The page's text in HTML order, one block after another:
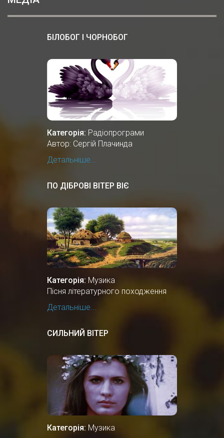
БІЛОБОГ І ЧОРНОБОГ
Категорія: Радіопрограми
Автор: Сергій Плачинда
Детальніше...
ПО ДІБРОВІ ВІТЕР ВІЄ
Категорія: Музика
Пісня літературного походження
Детальніше...
СИЛЬНИЙ ВІТЕР
Категорія: Музика